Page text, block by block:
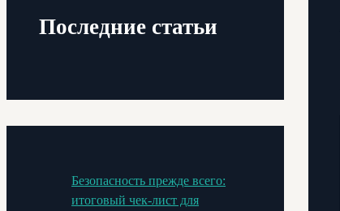
Последние статьи
Безопасность прежде всего:
итоговый чек-лист для